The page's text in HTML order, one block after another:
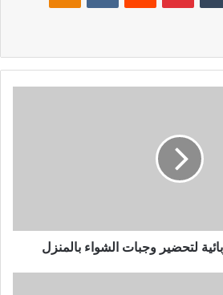
لتحضير وجبات الشواء بالمنزل